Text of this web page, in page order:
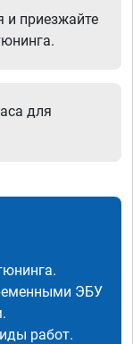
и приезжайте
для
ЭБУ
работ.